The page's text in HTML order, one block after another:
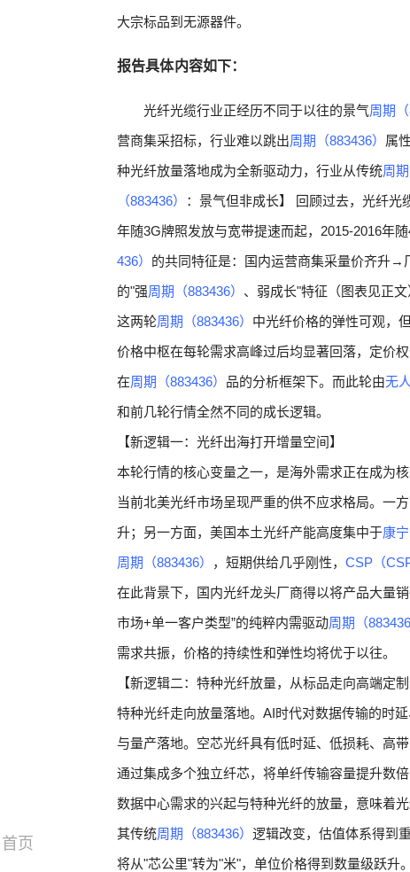
首页
大宗标品到无源器件。
报告具体内容如下：
光纤光缆行业正经历不同于以往的景气周期（
营商集采招标，行业难以跳出周期（883436） 属
种光纤放量落地成为全新驱动力，行业从传统周期
（883436）
：景气但非成长】 回顾过去，光纤光
年随3G牌照发放与宽带提速而起，2015-2016年
436） 的共同特征是：国内运营商集采量价齐升
的"强周期（883436） 、弱成长"特征（图表见正文
这两轮周期（883436） 中光纤价格的弹性可观，
价格中枢在每轮需求高峰过后均显著回落，定价
在周期（883436） 品的分析框架下。而此轮由无
和前几轮行情全然不同的成长逻辑。
【新逻辑一：光纤出海打开增量空间】
本轮行情的核心变量之一，是海外需求正在成为
当前北美光纤市场呈现严重的供不应求格局。一
升；另一方面，美国本土光纤产能高度集中于康宁
周期（883436）
，短期供给几乎刚性， CSP（
在此背景下，国内光纤龙头厂商得以将产品大量
市场+单一客户类型”的纯粹内需驱动周期（883436
需求共振，价格的持续性和弹性均将优于以往。
【新逻辑二：特种光纤放量，从标品走向高端定制
特种光纤走向放量落地。AI时代对数据传输的时
与量产落地。空芯光纤具有低时延、低损耗、高
通过集成多个独立纤芯，将单纤传输容量提升数倍
数据中心需求的兴起与特种光纤的放量，意味着
其传统周期（883436） 逻辑改变，估值体系得到
将从"芯公里"转为"米"，单位价格得到数量级跃升